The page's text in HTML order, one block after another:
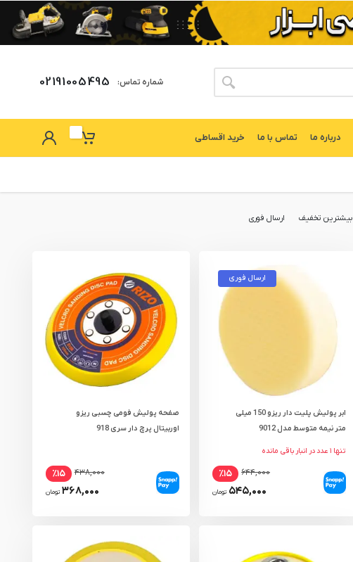
شماره تماس: 02191005495
درباره ما تماس با ما خرید اقساطی
بیشترین تخفیف ارسال فوری
ارسال فوری
ابر پولیش پلیت دار ریزو 150 میلی
متر نیمه متوسط مدل 9012
تنها ۱ عدد در انبار باقی مانده
۶۴۴,۰۰۰ ٪۱۵
۵۴۵,۰۰۰ تومان
صفحه پولیش فومی چسبی ریزو
اوربیتال پرچ دار سری 918
۴۳۸,۰۰۰ ٪۱۵
۳۶۸,۰۰۰ تومان